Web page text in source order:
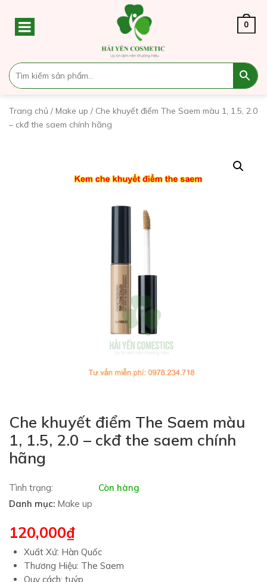
0
Trang chủ / Make up / Che khuyết điểm The Saem màu 1, 1.5, 2.0
– ckđ the saem chính hãng
Che khuyết điểm The Saem màu
1, 1.5, 2.0 – ckđ the saem chính
hãng
Tình trạng:
Còn hàng
Danh mục: Make up
120,000₫
Xuất Xứ: Hàn Quốc
Thương Hiệu: The Saem
Quy cách: tuýp